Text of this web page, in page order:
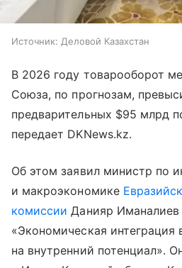
Источник: Деловой Казахстан
В 2026 году товарооборот
Союза, по прогнозам,
предварительных $95 млрд
передает DKNews.kz.
Об этом заявил министр по
и макроэкономике
комиссии Данияр
«Экономическая интеграция
на внутренний потенциал».